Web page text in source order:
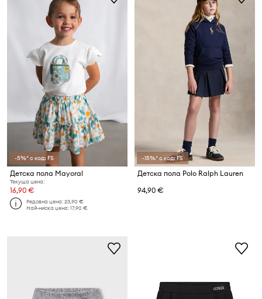
-5%* с код: FS
Детска пола Mayoral
Текуща цена:
16,90 €
Редовна цена:23,90 €
Най-ниска цена:17,90 €
-15%* с код: FS
Детска пола Polo Ralph Lauren
94,90 €